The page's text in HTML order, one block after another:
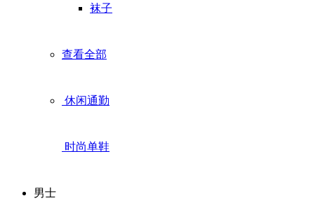
袜子
查看全部
休闲通勤
时尚单鞋
男士